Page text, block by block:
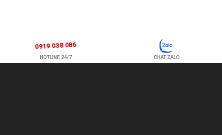
0919 038 086
HOTLINE 24/7 CHAT ZALO